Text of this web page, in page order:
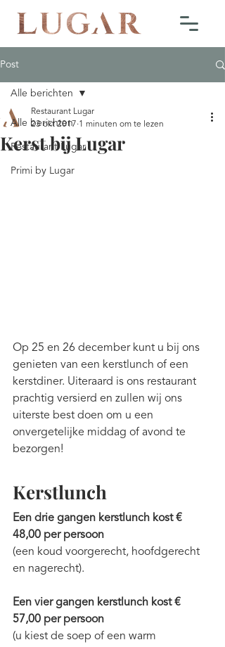
Post
Alle berichten
Restaurant Lugar
Primi by Lugar
Alle berichten
Kerst bij Lugar
Restaurant Lugar
23 okt 2017 1 minuten om te lezen
Op 25 en 26 december kunt u bij ons
genieten van een kerstlunch of een
kerstdiner. Uiteraard is ons restaurant
prachtig versierd en zullen wij ons
uiterste best doen om u een
onvergetelijke middag of avond te
bezorgen!
Kerstlunch
Een drie gangen kerstlunch kost €
48,00 per persoon
(een koud voorgerecht, hoofdgerecht
en nagerecht).
Een vier gangen kerstlunch kost €
57,00 per persoon
(u kiest de soep of een warm